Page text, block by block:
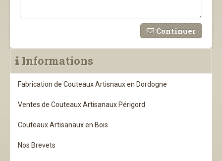
Continuer
Informations
Fabrication de Couteaux Artisnaux en Dordogne
Ventes de Couteaux Artisanaux Périgord
Couteaux Artisanaux en Bois
Nos Brevets